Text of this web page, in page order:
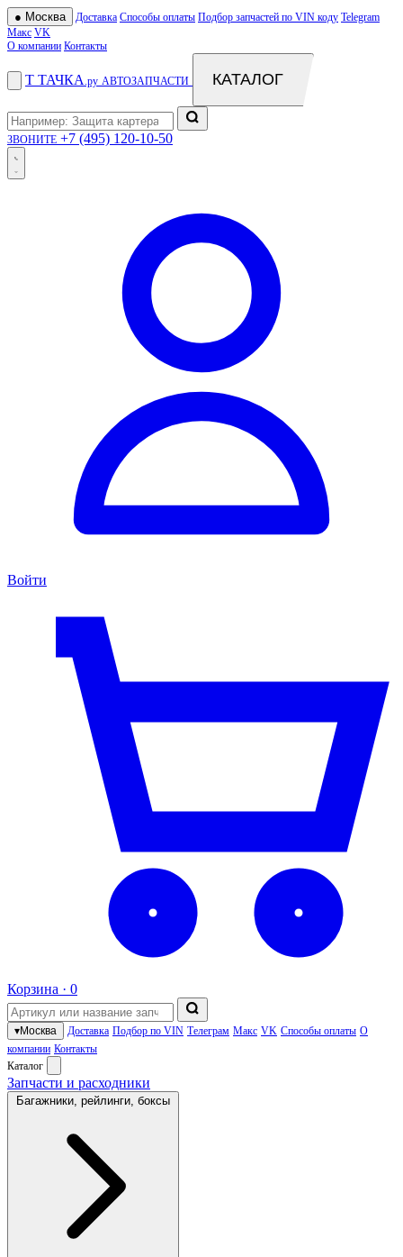
● Москва Доставка Способы оплаты Подбор запчастей по VIN коду Telegram
Макс VK
О компании Контакты
Т ТАЧКА .ру АВТОЗАПЧАСТИ КАТАЛОГ
ЗВОНИТЕ +7 (495) 120-10-50
Войти
Корзина · 0
▾Москва Доставка Подбор по VIN Телеграм Макс VK Способы оплаты О
компании Контакты
Каталог
Запчасти и расходники
Багажники, рейлинги, боксы